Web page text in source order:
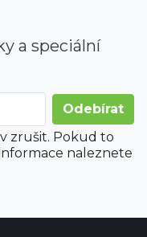
a speciální
zrušit. Pokud to
naleznete